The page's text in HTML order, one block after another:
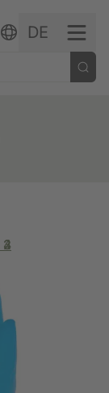
DE